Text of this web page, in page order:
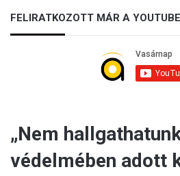
FELIRATKOZOTT MÁR A